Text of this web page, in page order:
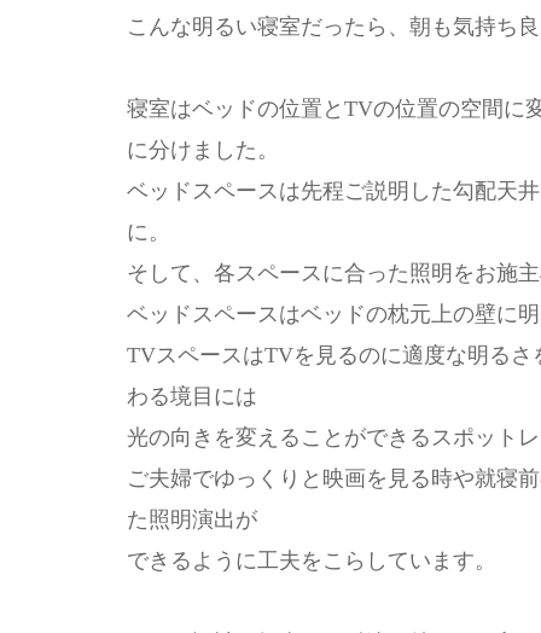
こんな明るい寝室だったら、朝も気持ち
寝室はベッドの位置とTVの位置の空間に
に分けました。
ベッドスペースは先程ご説明した勾配天
に。
そして、各スペースに合った照明をお施
ベッドスペースはベッドの枕元上の壁に
TVスペースはTVを見るのに適度な明る
わる境目には
光の向きを変えることができるスポット
ご夫婦でゆっくりと映画を見る時や就寝
た照明演出が
できるように工夫をこらしています。